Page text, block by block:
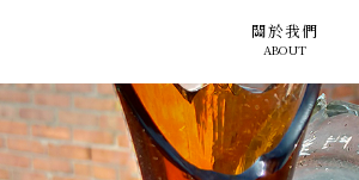
關於我們
ABOUT